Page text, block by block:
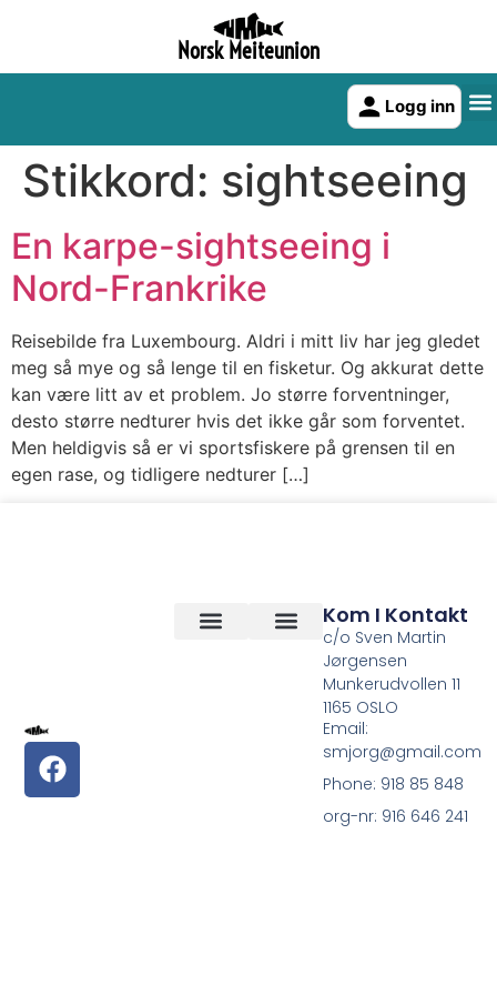
Norsk Meiteunion
Logg inn
Stikkord: sightseeing
En karpe-sightseeing i
Nord-Frankrike
Reisebilde fra Luxembourg. Aldri i mitt liv har jeg gledet
meg så mye og så lenge til en fisketur. Og akkurat dette
kan være litt av et problem. Jo større forventninger,
desto større nedturer hvis det ikke går som forventet.
Men heldigvis så er vi sportsfiskere på grensen til en
egen rase, og tidligere nedturer […]
Kom I Kontakt
c/o Sven Martin
Jørgensen
Munkerudvollen 11
1165 OSLO
Email:
smjorg@gmail.com
Phone: 918 85 848
org-nr: 916 646 241